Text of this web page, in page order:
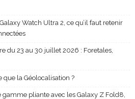
Watch Ultra 2, ce qu’il faut retenir
du 23 au 30 juillet 2026 : Foretales,
que la Géolocalisation ?
pliante avec les Galaxy Z Fold8,